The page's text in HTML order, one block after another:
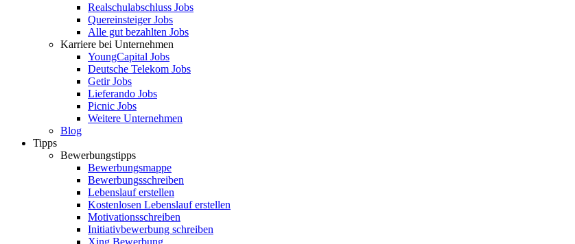
Realschulabschluss Jobs
Quereinsteiger Jobs
Alle gut bezahlten Jobs
Karriere bei Unternehmen
YoungCapital Jobs
Deutsche Telekom Jobs
Getir Jobs
Lieferando Jobs
Picnic Jobs
Weitere Unternehmen
Blog
Tipps
Bewerbungstipps
Bewerbungsmappe
Bewerbungsschreiben
Lebenslauf erstellen
Kostenlosen Lebenslauf erstellen
Motivationsschreiben
Initiativbewerbung schreiben
Xing Bewerbung